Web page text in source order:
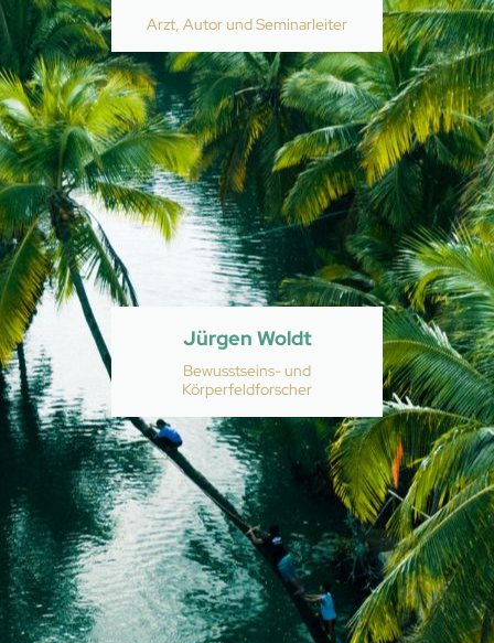
Arzt, Autor und Seminarleiter
Jürgen Woldt
Bewusstseins- und
Körperfeldforscher